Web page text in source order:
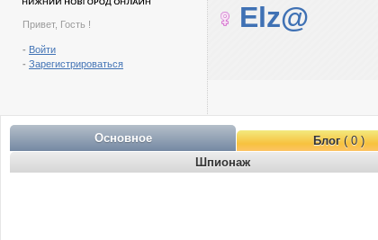
Привет, Гость !
- Войти
- Зарегистрироваться
Elz@
Основное Блог( 0 )
Шпионаж